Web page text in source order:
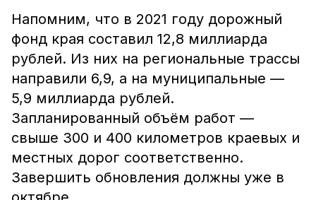
Напомним, что в 2021 году дорожный
фонд края составил 12,8 миллиарда
рублей. Из них на региональные трассы
направили 6,9, а на муниципальные —
5,9 миллиарда рублей.
Запланированный объём работ —
свыше 300 и 400 километров краевых и
местных дорог соответственно.
Завершить обновления должны уже в